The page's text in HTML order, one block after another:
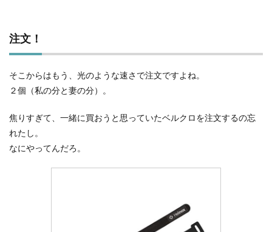
注文！
そこからはもう、光のような速さで注文ですよね。
２個（私の分と妻の分）。
焦りすぎて、一緒に買おうと思っていたベルクロを注文するの忘
れたし。
なにやってんだろ。